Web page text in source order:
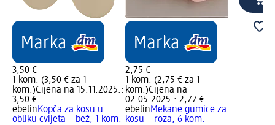
3,50 €
1 kom. (3,50 € za 1
kom.)Cijena na 15.11.2025.:
3,50 €
ebelinKopča za kosu u
obliku cvijeta – bež, 1 kom.
2,75 €
1 kom. (2,75 € za 1
kom.)Cijena na
02.05.2025.: 2,77 €
ebelinMekane gumice za
kosu – roza, 6 kom.